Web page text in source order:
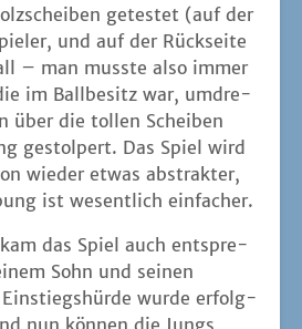
getes­tet (auf der
und auf der Rück­sei­te
– man muss­te also immer
im Ball­be­sitz war, umdre­
über die tol­len Schei­ben
gestol­pert. Das Spiel wird
wie­der etwas abs­trak­ter,
ist wesent­lich einfacher.
das Spiel auch ent­spre­
Sohn und sei­nen
Ein­stiegs­hür­de wur­de erfolg­
nun kön­nen die Jungs